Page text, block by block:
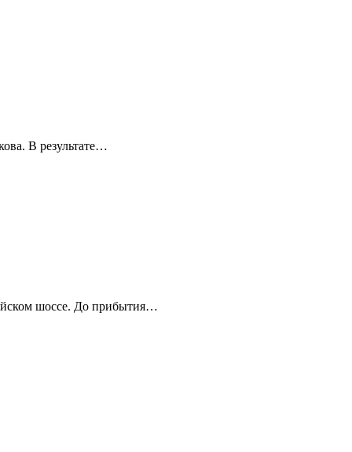
В результате…
шоссе. До прибытия…